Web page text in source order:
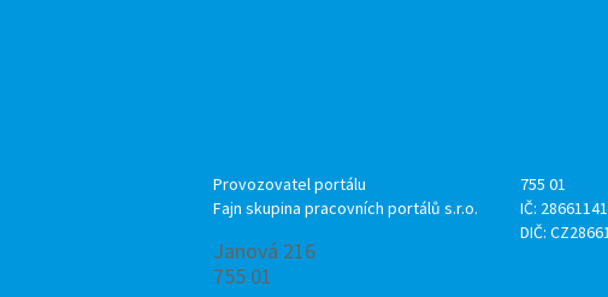
Provozovatel portálu
Fajn skupina pracovních portálů s.r.o.
Janová 216
755 01
755 01
IČ: 28661141
DIČ: